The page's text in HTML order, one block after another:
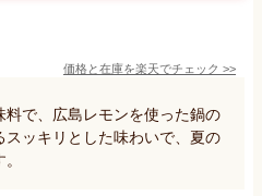
価格と在庫を楽天でチェック >>
料で、広島レモンを使った鍋の
ッキリとした味わいで、夏の